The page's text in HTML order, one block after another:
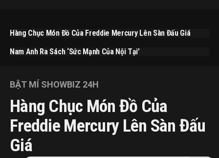
Hàng Chục Món Đồ Của Freddie Mercury Lên Sàn Đấu Giá
Nam Anh Ra Sách ‘Sức Mạnh Của Nội Tại’
BẬT MÍ SHOWBIZ 24H
Hàng Chục Món Đồ Của
Freddie Mercury Lên Sàn Đấu
Giá